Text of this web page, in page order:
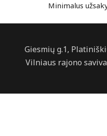
Minimalus
Giesmių g.1,
Vilniaus rajono